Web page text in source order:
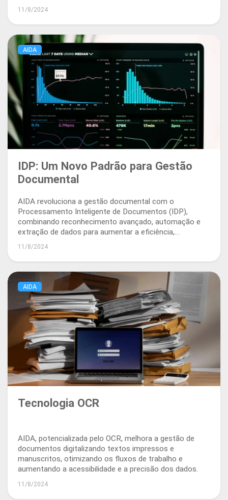
clientes.
11/8/2024
AIDA
IDP: Um Novo Padrão para Gestão
Documental
AIDA revoluciona a gestão documental com o
Processamento Inteligente de Documentos (IDP),
combinando reconhecimento avançado, automação e
extração de dados para aumentar a eficiência,
segurança e conformidade.
11/8/2024
AIDA
Tecnologia OCR
AIDA, potencializada pelo OCR, melhora a gestão de
documentos digitalizando textos impressos e
manuscritos, otimizando os fluxos de trabalho e
aumentando a acessibilidade e a precisão dos dados.
11/8/2024